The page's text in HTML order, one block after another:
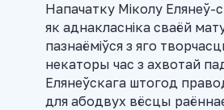
Напачатку Міколу Елянеў-
як аднакласніка сваёй
пазнаёміўся з яго
некаторы час з ахвотай
Елянеўскага штогод
для абодвух вёсцы